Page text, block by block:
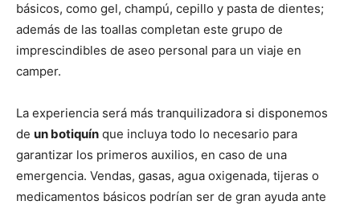
básicos, como gel, champú, cepillo y pasta de dientes;
además de las toallas completan este grupo de
imprescindibles de aseo personal para un viaje en
camper.
La experiencia será más tranquilizadora si disponemos
de un botiquín que incluya todo lo necesario para
garantizar los primeros auxilios, en caso de una
emergencia. Vendas, gasas, agua oxigenada, tijeras o
medicamentos básicos podrían ser de gran ayuda ante